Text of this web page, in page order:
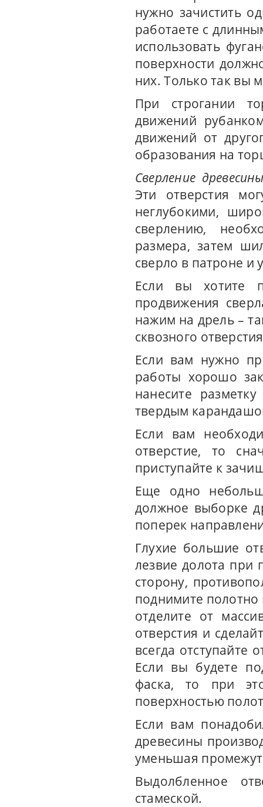
нужно зачистить
работаете с
использовать
поверхности
них. Только так вы
При строгании
движений
движений от
образования на
Сверление
Эти отверстия
неглубокими,
сверлению,
размера, затем
сверло в патроне и
Если вы хотите
продвижения
нажим на дрель –
сквозного
Если вам нужно
работы хорошо
нанесите
твердым
Если вам
отверстие, то
приступайте к
Еще одно
должное выборке
поперек
Глухие большие
лезвие долота при
сторону,
поднимите полотно
отделите от
отверстия и
всегда отступайте
Если вы будете
фаска, то при
поверхностью
Если вам
древесины
уменьшая
Выдолбленное
стамеской.